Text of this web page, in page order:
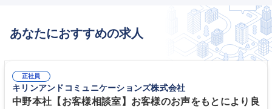
あなたにおすすめの求人
正社員
キリンアンドコミュニケーションズ株式会社
中野本社【お客様相談室】お客様のお声をもとにより良